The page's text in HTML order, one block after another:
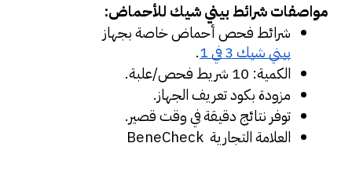
مواصفات شرائط بيني شيك للأحماض:
شرائط فحص أحماض خاصة بجهاز
بيني شيك 3 في 1
.
الكمية: 10 شريط فحص/علبة.
مزودة بكود تعريف الجهاز.
توفر نتائج دقيقة في وقت قصير.
العلامة التجارية  BeneCheck